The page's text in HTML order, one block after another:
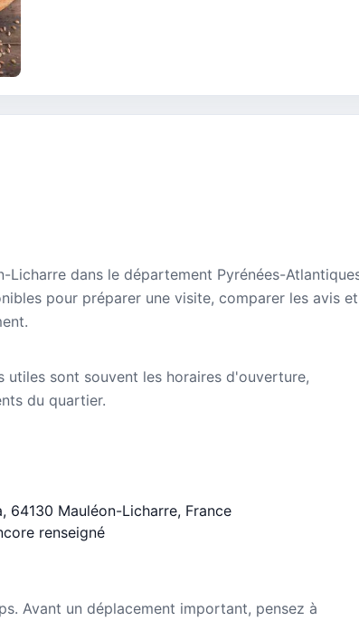
dans le département Pyrénées-
pour préparer une visite, comparer les avis et
utiles sont souvent les horaires d'ouverture,
du quartier.
64130 Mauléon-Licharre, France
renseigné
Avant un déplacement important, pensez à